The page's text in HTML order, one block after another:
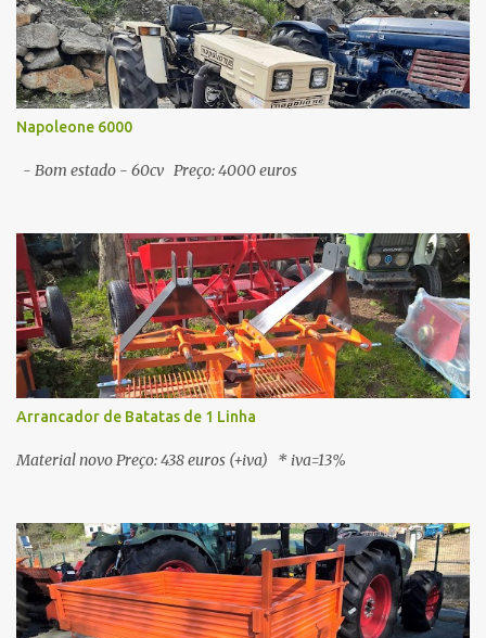
Napoleone 6000
- Bom estado - 60cv Preço: 4000 euros
Arrancador de Batatas de 1 Linha
Material novo Preço: 438 euros (+iva) * iva=13%